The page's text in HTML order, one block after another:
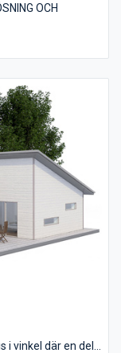
OCH
pulpettak som
huset en öppen
med altan och
badrum. Ena
Huset har
kan användas till
i vinkel där en del